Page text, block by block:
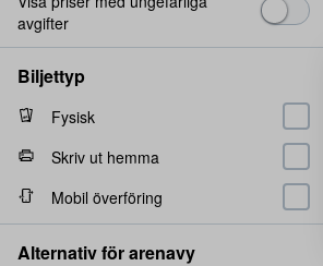
avgifter
Biljettyp
Fysisk
Skriv ut hemma
Mobil överföring
Alternativ för arenavy